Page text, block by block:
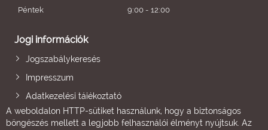
Péntek
9:00 - 12:00
Jogi információk
Jogszabálykeresés
Impresszum
Adatkezelési tájékoztató
A weboldalon HTTP-sütiket használunk, hogy a biztonságos
böngészés mellett a legjobb felhasználói élményt nyújtsuk. Az